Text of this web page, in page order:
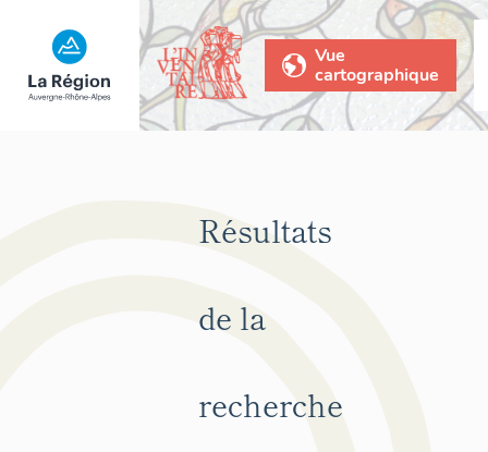
Vue
cartographique
Résultats
de la
recherche